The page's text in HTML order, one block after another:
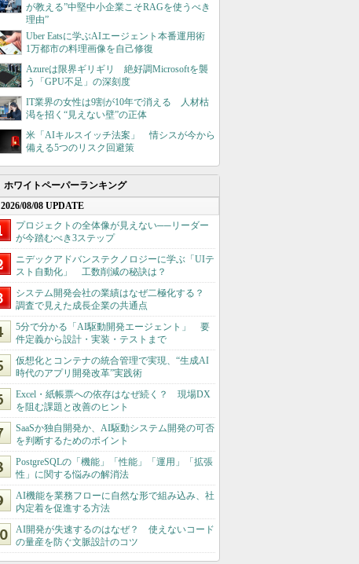
が教える”中堅中小企業こそRAGを使うべき
理由”
Uber Eatsに学ぶAIエージェント本番運用術
1万都市の料理画像を自己修復
Azureは限界ギリギリ 絶好調Microsoftを襲
う「GPU不足」の深刻度
IT業界の女性は9割が10年で消える 人材枯
渇を招く“見えない壁”の正体
米「AIキルスイッチ法案」 情シスが今から
備える5つのリスク回避策
ホワイトペーパーランキング
2026/08/08 UPDATE
プロジェクトの全体像が見えない──リーダー
が今踏むべき3ステップ
ニデックアドバンステクノロジーに学ぶ「UIテ
スト自動化」 工数削減の秘訣は？
システム開発会社の業績はなぜ二極化する？
調査で見えた成長企業の共通点
5分で分かる「AI駆動開発エージェント」 要
件定義から設計・実装・テストまで
仮想化とコンテナの統合管理で実現、“生成AI
時代のアプリ開発改革”実践術
Excel・紙帳票への依存はなぜ続く？ 現場DX
を阻む課題と改善のヒント
SaaSか独自開発か、AI駆動システム開発の可否
を判断するためのポイント
PostgreSQLの「機能」「性能」「運用」「拡張
性」に関する悩みの解消法
AI機能を業務フローに自然な形で組み込み、社
内定着を促進する方法
AI開発が失速するのはなぜ？ 使えないコード
の量産を防ぐ文脈設計のコツ